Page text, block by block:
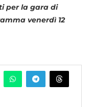
per la gara di
venerdì 12